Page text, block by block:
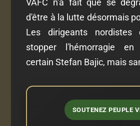
d'être à la lutte désormais
Les dirigeants
stopper l'hémorragie
certain Stefan Bajic, mais
SOUTENEZ PEUPLE